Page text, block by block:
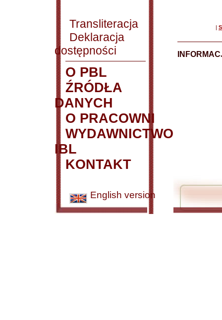
Transliteracja
Deklaracja
dostępności
O PBL
ŹRÓDŁA
DANYCH
O PRACOWNI
WYDAWNICTWO
IBL
KONTAKT
English version
|